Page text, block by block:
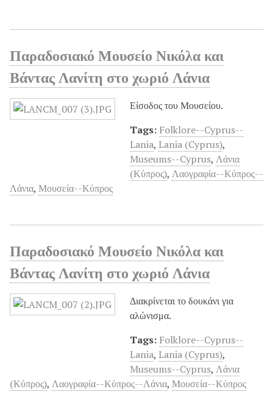
Παραδοσιακό Μουσείο Νικόλα και
Βάντας Λανίτη στο χωριό Λάνια
Είσοδος του Μουσείου.
Tags: Folklore--Cyprus--
Lania, Lania (Cyprus),
Museums--Cyprus, Λάνια
(Κύπρος), Λαογραφία--Κύπρος--
Λάνια, Μουσεία--Κύπρος
Παραδοσιακό Μουσείο Νικόλα και
Βάντας Λανίτη στο χωριό Λάνια
Διακρίνεται το δουκάνι για
αλώνισμα.
Tags: Folklore--Cyprus--
Lania, Lania (Cyprus),
Museums--Cyprus, Λάνια
(Κύπρος), Λαογραφία--Κύπρος--Λάνια, Μουσεία--Κύπρος